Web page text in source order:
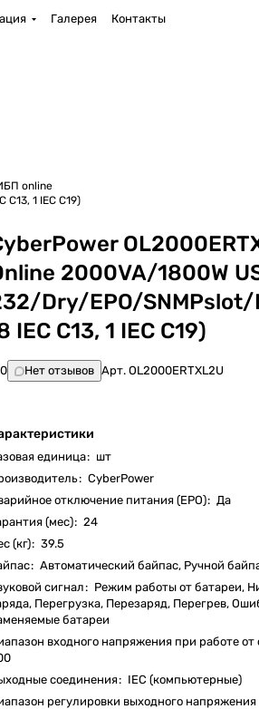
Галерея Контакты
ИБП online
1 IEC C19)
2000VA/1800W
Dry/EPO/SNMPslot/
IEC С13, 1 IEC C19)
0 Нет отзывов Арт.OL2000ERTXL2U
единица: шт
: CyberPower
отключение питания (EPO): Да
(мес): 24
(кг): 39.5
: Автоматический байпас, Ручной
сигнал: Режим работы от батареи,
Перегрузка, Перезаряд, Перегрев,
батареи
входного напряжения при работе от
соединения: IEC (компьютерные)
регулировки выходного напряжения